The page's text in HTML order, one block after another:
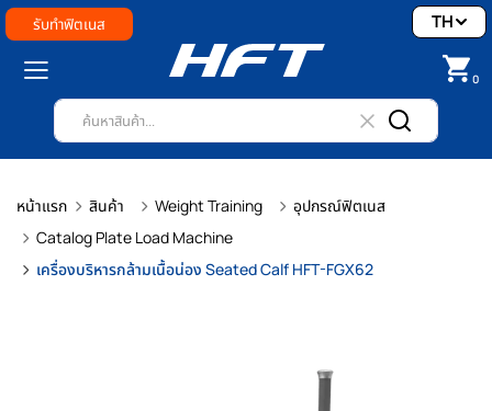
รับทำฟิตเนส
0
TH
หน้าแรก สินค้า Weight Training
อุปกรณ์ฟิตเนส
Catalog Plate Load Machine
เครื่องบริหารกล้ามเนื้อน่อง Seated Calf HFT-FGX62